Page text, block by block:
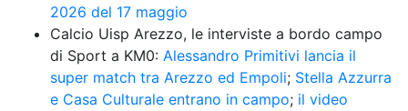
2026 del 17 maggio
Calcio Uisp Arezzo, le interviste a bordo campo
di Sport a KM0: Alessandro Primitivi lancia il
super match tra Arezzo ed Empoli; Stella Azzurra
e Casa Culturale entrano in campo; il video